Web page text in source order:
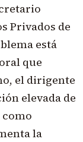
Privados de
está
que
el dirigente
elevada de
la